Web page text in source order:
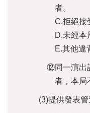
者。
C.拒絕接
D.未經本
E.其他違
⑫同一演出
者，本局
(3)提供發表管